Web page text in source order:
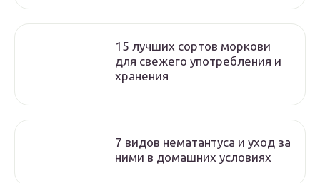
15 лучших сортов моркови
для свежего употребления и
хранения
7 видов нематантуса и уход за
ними в домашних условиях